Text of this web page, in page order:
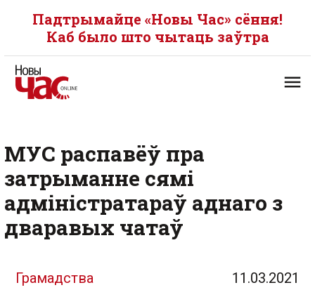
Падтрымайце «Новы Час» сёння!
Каб было што чытаць заўтра
МУС распавёў пра
затрыманне сямі
адміністратараў аднаго з
дваравых чатаў
Грамадства 11.03.2021